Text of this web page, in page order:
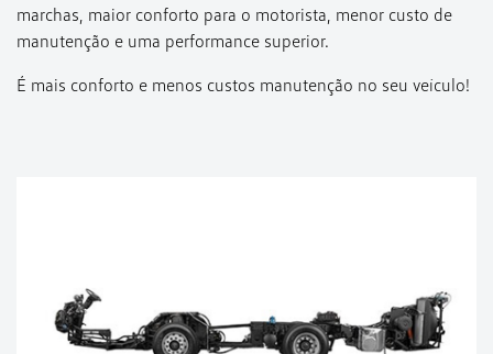
marchas, maior conforto para o motorista, menor custo de
manutenção e uma performance superior.
É mais conforto e menos custos manutenção no seu veículo!